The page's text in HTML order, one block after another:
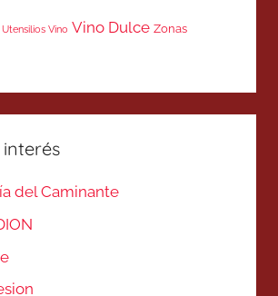
Utensilios Vino Vino Dulce Zonas
interés
del Caminante